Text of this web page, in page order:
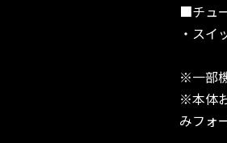
■チュ
・スイ
※一部
※本体
みフォ